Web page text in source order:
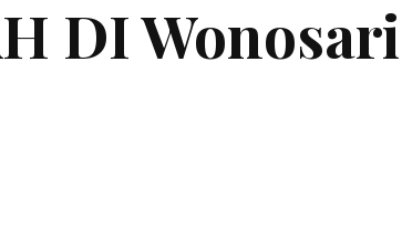
DI Wonosari